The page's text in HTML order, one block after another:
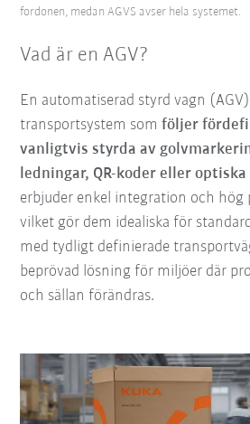
Vad är en AGV?
En automatiserad styrd vagn
transportsystem somföljer
vanligtvis styrda av
ledningar, QR-koder eller
erbjuder enkel integration och hög
vilket gör dem idealiska för
med tydligt definierade
beprövad lösning för miljöer där
och sällan förändras.
fordonen, medan AGVS avser hela systemet.